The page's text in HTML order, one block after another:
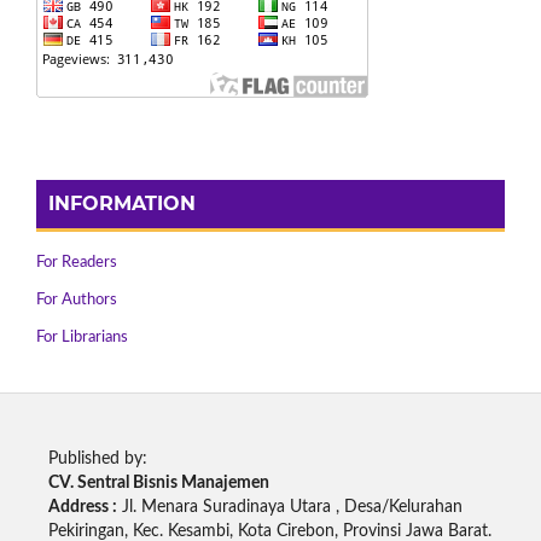
INFORMATION
For Readers
For Authors
For Librarians
Published by:
CV. Sentral Bisnis Manajemen
Address : Jl. Menara Suradinaya Utara , Desa/Kelurahan
Pekiringan, Kec. Kesambi, Kota Cirebon, Provinsi Jawa Barat.